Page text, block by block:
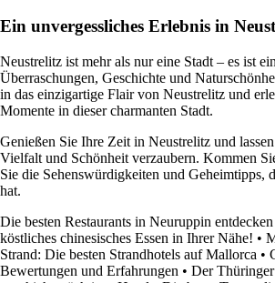
Ein unvergessliches Erlebnis in
Neustrelitz ist mehr als nur eine Stadt – es ist
Überraschungen, Geschichte und
in das einzigartige Flair von Neustrelitz und
Momente in dieser charmanten Stadt.
Genießen Sie Ihre Zeit in Neustrelitz und
Vielfalt und Schönheit verzaubern. Kommen
Sie die Sehenswürdigkeiten und Geheimtipps,
hat.
Die besten Restaurants in Neuruppin entdecken
köstliches chinesisches Essen in Ihrer Nähe! •
Strand: Die besten Strandhotels auf Mallorca •
Bewertungen und Erfahrungen • Der